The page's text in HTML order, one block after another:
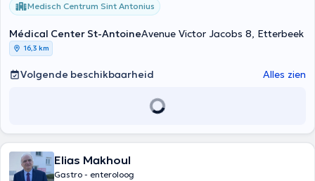
Medisch Centrum Sint Antonius
Médical Center St-AntoineAvenue Victor Jacobs 8, Etterbeek
16,3 km
Volgende beschikbaarheid Alles zien
Elias Makhoul
Gastro - enteroloog